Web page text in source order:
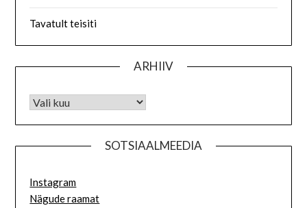
Tavatult teisiti
ARHIIV
SOTSIAALMEEDIA
Instagram
Nägude raamat